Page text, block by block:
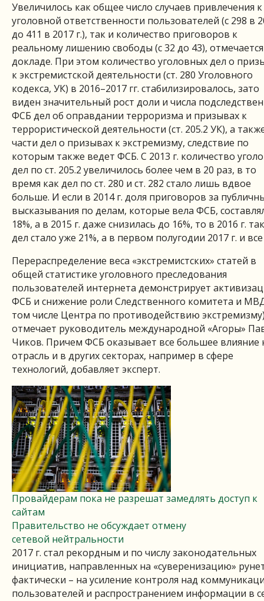
Увеличилось как общее число случаев привлечения к
уголовной ответственности пользователей (с 298 в
до 411 в 2017 г.), так и количество приговоров к
реальному лишению свободы (с 32 до 43),
докладе. При этом количество уголовных дел о
к экстремистской деятельности (ст. 280 Уголовного
кодекса, УК) в 2016–2017 гг. стабилизировалось, зато
виден значительный рост доли и числа
ФСБ дел об оправдании терроризма и призывах к
террористической деятельности (ст. 205.2 УК), а
части дел о призывах к экстремизму, следствие по
которым также ведет ФСБ. С 2013 г. количество
дел по ст. 205.2 увеличилось более чем в 20 раз, в то
время как дел по ст. 280 и ст. 282 стало лишь вдвое
больше. И если в 2014 г. доля приговоров за
высказывания по делам, которые вела ФСБ,
18%, а в 2015 г. даже снизилась до 16%, то в 2016 г.
дел стало уже 21%, а в первом полугодии 2017 г. и все
Перераспределение веса «экстремистских» статей в
общей статистике уголовного преследования
пользователей интернета демонстрирует
ФСБ и снижение роли Следственного комитета и
том числе Центра по противодействию
отмечает руководитель международной «Агоры»
Чиков. Причем ФСБ оказывает все большее влияние
отрасль и в других секторах, например в сфере
технологий, добавляет эксперт.
Провайдерам пока не разрешат замедлять доступ к
сайтам
Правительство не обсуждает отмену
сетевой нейтральности
2017 г. стал рекордным и по числу законодательных
инициатив, направленных на «суверенизацию»
фактически – на усиление контроля над
пользователей и распространением информации в